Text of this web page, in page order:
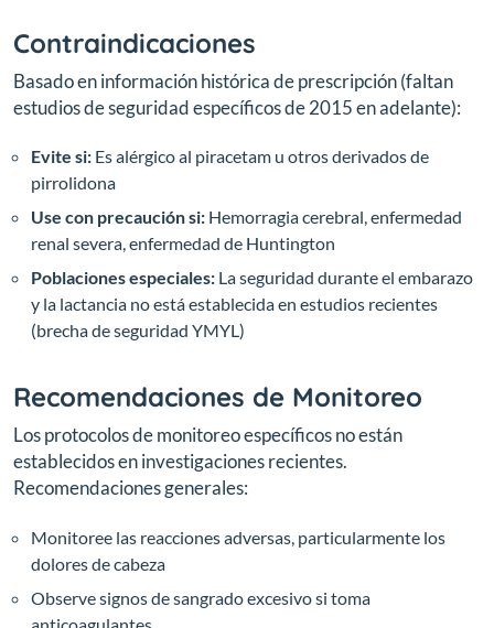
Contraindicaciones
Basado en información histórica de prescripción (faltan
estudios de seguridad específicos de 2015 en adelante):
Evite si: Es alérgico al piracetam u otros derivados de
pirrolidona
Use con precaución si: Hemorragia cerebral, enfermedad
renal severa, enfermedad de Huntington
Poblaciones especiales: La seguridad durante el embarazo
y la lactancia no está establecida en estudios recientes
(brecha de seguridad YMYL)
Recomendaciones de Monitoreo
Los protocolos de monitoreo específicos no están
establecidos en investigaciones recientes.
Recomendaciones generales:
Monitoree las reacciones adversas, particularmente los
dolores de cabeza
Observe signos de sangrado excesivo si toma
anticoagulantes